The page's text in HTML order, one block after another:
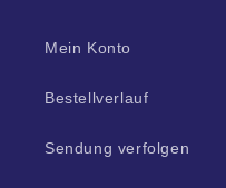
Mein Konto
Bestellverlauf
Sendung verfolgen